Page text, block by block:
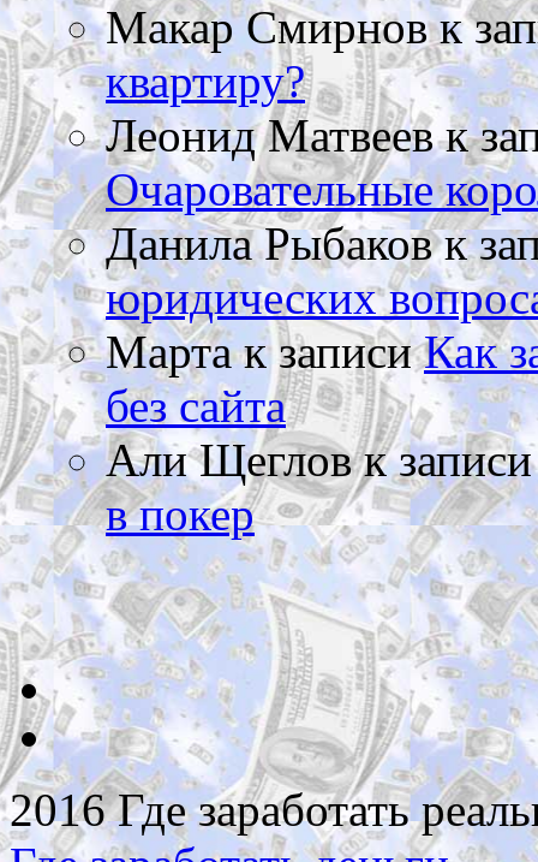
Макар Смирновк
квартиру?
Леонид Матвеевк
Очаровательные
Данила Рыбаковк
юридических
Мартак записиКак
без сайта
Али Щегловк
в покер
2016 Где заработать